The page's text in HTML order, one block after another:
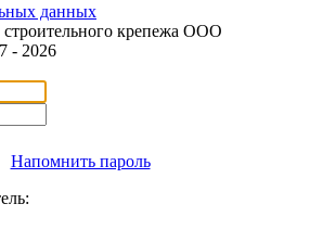
данных
крепежа ООО
- 2026
Напомнить пароль